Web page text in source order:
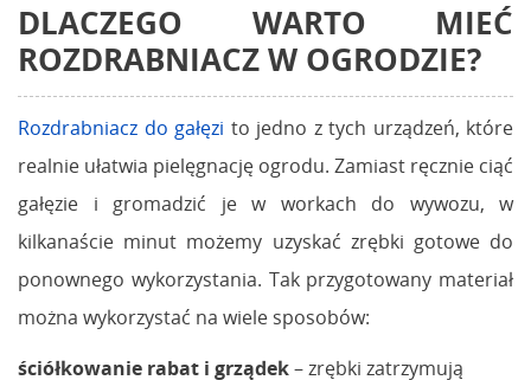
DLACZEGO WARTO MIEĆ
ROZDRABNIACZ W OGRODZIE?
Rozdrabniacz do gałęzi to jedno z tych urządzeń, które
realnie ułatwia pielęgnację ogrodu. Zamiast ręcznie ciąć
gałęzie i gromadzić je w workach do wywozu, w
kilkanaście minut możemy uzyskać zrębki gotowe do
ponownego wykorzystania. Tak przygotowany materiał
można wykorzystać na wiele sposobów:
ściółkowanie rabat i grządek– zrębki zatrzymują